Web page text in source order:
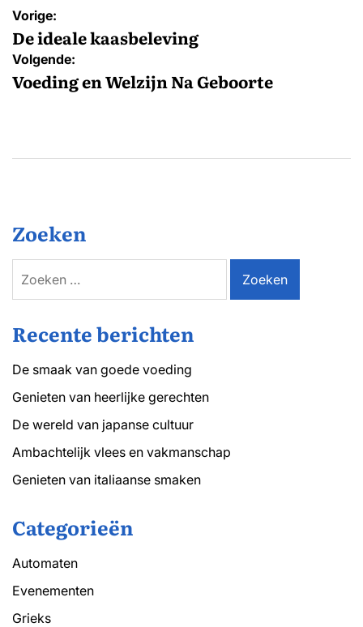
Bericht
navigatie
Vorige:
De ideale kaasbeleving
Volgende:
Voeding en Welzijn Na Geboorte
Zoeken
naar:
Recente berichten
De smaak van goede voeding
Genieten van heerlijke gerechten
De wereld van japanse cultuur
Ambachtelijk vlees en vakmanschap
Genieten van italiaanse smaken
Categorieën
Automaten
Evenementen
Grieks